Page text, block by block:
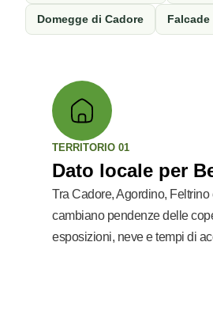
Domegge di Cadore Falcade
TERRITORIO 01
Dato locale per
Tra Cadore, Agordino,
cambiano pendenze delle
esposizioni, neve e tempi di